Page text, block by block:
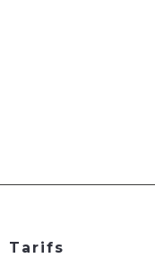
Tarifs